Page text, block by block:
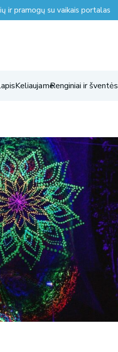
ir pramogų su vaikais portalas
KeliaujameRenginiai ir šventės